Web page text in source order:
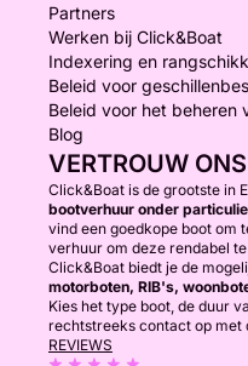
Partners
Werken bij Click&Boat
Indexering en
Beleid voor
Beleid voor het beheren
Blog
VERTROUW ONS
Click&Boat is de grootste in
bootverhuur onder
vind een goedkope boot om
verhuur om deze rendabel
Click&Boat biedt je de
motorboten, RIB's,
Kies het type boot, de duur
rechtstreeks contact op met
REVIEWS